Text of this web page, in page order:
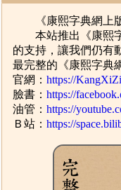
《康熙字典網上版
本站推出《康熙字
的支持，讓我們仍有
最完整的《康熙字典
官網：https://
臉書：https://
油管：https://
Ｂ站：https://